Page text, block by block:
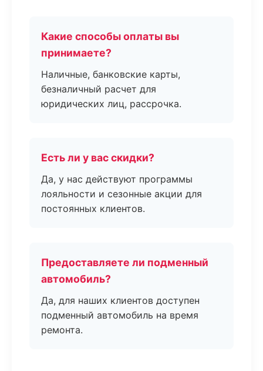
Какие способы оплаты вы
принимаете?
Наличные, банковские карты,
безналичный расчет для
юридических лиц, рассрочка.
Есть ли у вас скидки?
Да, у нас действуют программы
лояльности и сезонные акции для
постоянных клиентов.
Предоставляете ли подменный
автомобиль?
Да, для наших клиентов доступен
подменный автомобиль на время
ремонта.